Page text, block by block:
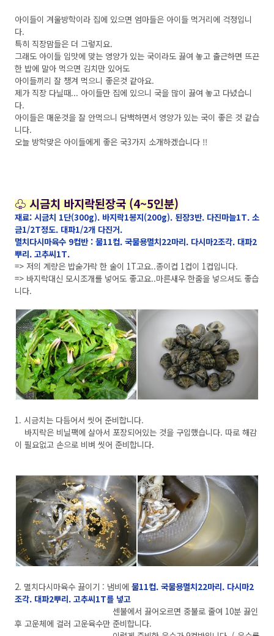
아이들이 겨울방학이라 집에 있으면 엄마들은 아이들 먹거리에 걱정입니
다.
특히 직장맘들은 더 그렇지요.
그래도 아이들 입맛에 맞는 영양가 있는 국이라도 끓여 놓고 출근하면 뜨끈
한 밥에 말아 먹으면 김치만 있어도
아이들끼리 잘 챙겨 먹으니 좋은것 같아요.
제가 직장 다닐때... 아이들만 집에 있으니 국을 많이 끓여 놓고 다녔습니
다.
아이들은 매운것을 잘 안먹으니 담백하면서 영양가 있는 국이 좋은 것 같습
니다.
오늘 방학맞은 아이들에게 좋은 국3가지 소개하겠습니다 !!
♧ 시금치 바지락된장국 (4~5인분)
재료: 시금치 1단(300g). 바지락1봉지(200g). 된장3반. 다진마늘1T. 소
금1/2T정도. 대파1/2개 다진거.
멸치다시마육수 9컵반 : 물11컵. 국물용멸치22마리. 다시마2조각. 대파2
뿌리. 고추씨1T.
=> 저의 계량은 밥숟가락 한 술이 1T고요..종이컵 1컵이 1컵입니다.
=> 바지락대신 모시조개를 넣어도 좋고요..마른새우 한줌을 넣으셔도 좋습
니다.
1. 시금치는 다듬어서 씻어 준비합니다.
바지락은 비닐팩에 살아서 포장되어있는 것을 구입했습니다. 따로 해감
이 필요없고 손으로 비벼 씻어 준비합니다.
2. 멸치다시마육수 끓이기 : 냄비에 물11컵. 국물용멸치22마리. 다시마2
조각. 대파2뿌리. 고추씨1T를 넣고
센불에서 끓어오르면 중불로 줄여 10분 끓인
후 고운체에 걸러 고운육수만 준비합니다.